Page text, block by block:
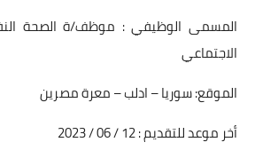
المسمى الوظيفي : موظف/ة الصحة
الاجتماعي
الموقع: سوريا – ادلب – معرة مصرين
أخر موعد للتقديم : 12 / 06 / 2023